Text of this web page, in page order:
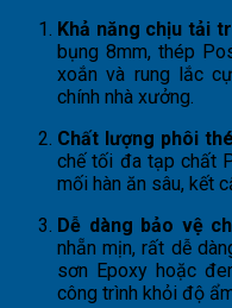
Khả năng chịu tải
bụng 8mm, thép
xoắn và rung lắc
chính nhà xưởng.
Chất lượng phôi
chế tối đa tạp chất
mối hàn ăn sâu, kết
Dễ dàng bảo vệ
nhẵn mịn, rất dễ
sơn Epoxy hoặc
công trình khỏi độ